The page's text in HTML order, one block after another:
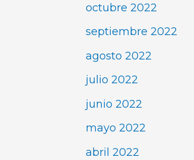
octubre 2022
septiembre 2022
agosto 2022
julio 2022
junio 2022
mayo 2022
abril 2022